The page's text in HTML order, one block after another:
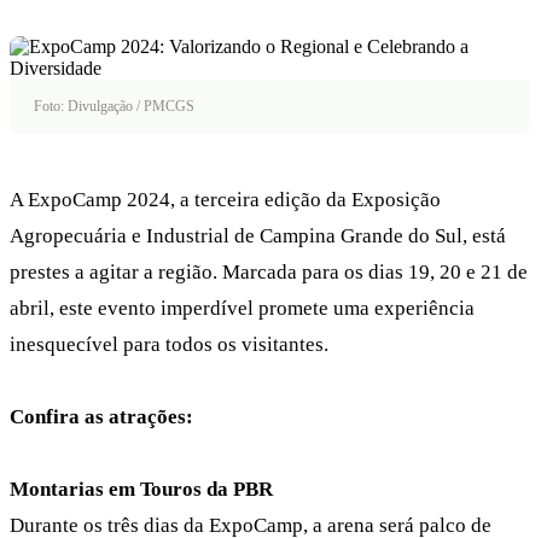
Foto: Divulgação / PMCGS
A ExpoCamp 2024, a terceira edição da Exposição
Agropecuária e Industrial de Campina Grande do Sul, está
prestes a agitar a região. Marcada para os dias 19, 20 e 21 de
abril, este evento imperdível promete uma experiência
inesquecível para todos os visitantes.
Confira as atrações:
Montarias em Touros da PBR
Durante os três dias da ExpoCamp, a arena será palco de